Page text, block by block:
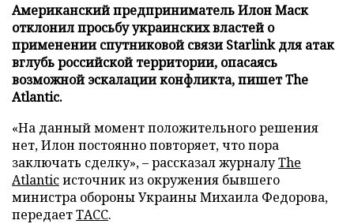
Американский предприниматель Илон Маск
отклонил просьбу украинских властей о
применении спутниковой связи Starlink для атак
вглубь российской территории, опасаясь
возможной эскалации конфликта, пишет The
Atlantic.
«На данный момент положительного решения
нет, Илон постоянно повторяет, что пора
заключать сделку», – рассказал журналуThe
Atlanticисточник из окружения бывшего
министра обороны Украины Михаила Федорова,
передаетТАСС.